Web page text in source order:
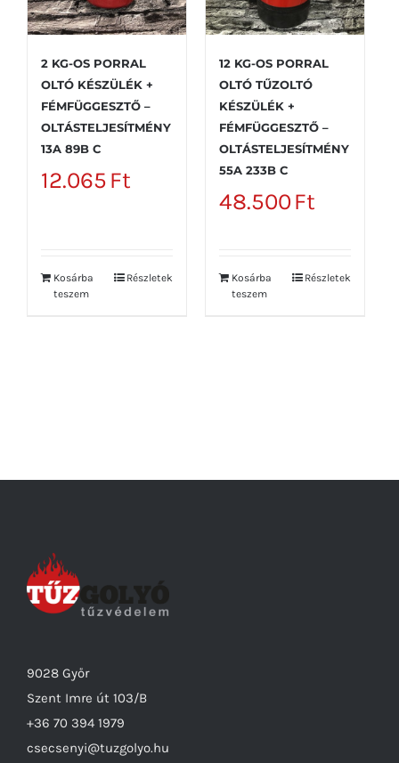
2 KG-OS PORRAL
OLTÓ KÉSZÜLÉK +
FÉMFÜGGESZTŐ –
OLTÁSTELJESÍTMÉNY
13A 89B C
12.065Ft
Kosárba
teszem
Részletek
12 KG-OS PORRAL
OLTÓ TŰZOLTÓ
KÉSZÜLÉK +
FÉMFÜGGESZTŐ –
OLTÁSTELJESÍTMÉNY
55A 233B C
48.500Ft
Kosárba
teszem
Részletek
9028 Győr
Szent Imre út 103/B
+36 70 394 1979
csecsenyi@tuzgolyo.hu